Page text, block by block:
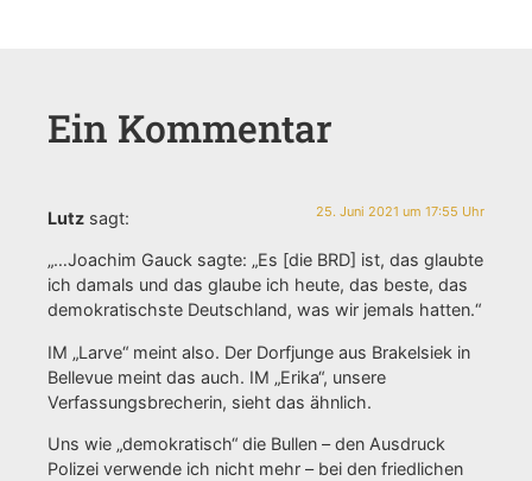
Ein Kommentar
Lutz sagt: 25. Juni 2021 um 17:55 Uhr
„…Joachim Gauck sagte: „Es [die BRD] ist, das glaubte
ich damals und das glaube ich heute, das beste, das
demokratischste Deutschland, was wir jemals hatten.“
IM „Larve“ meint also. Der Dorfjunge aus Brakelsiek in
Bellevue meint das auch. IM „Erika“, unsere
Verfassungsbrecherin, sieht das ähnlich.
Uns wie „demokratisch“ die Bullen – den Ausdruck
Polizei verwende ich nicht mehr – bei den friedlichen